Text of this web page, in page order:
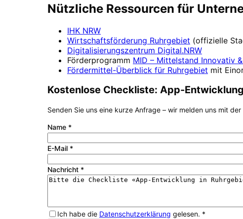
Nützliche Ressourcen für
IHK NRW
Wirtschaftsförderung Ruhrgebiet (offizielle
Digitalisierungszentrum Digital.NRW
Förderprogramm MID – Mittelstand Innovativ
Fördermittel-Überblick für Ruhrgebiet mit
Kostenlose Checkliste: App-Entwicklung
Senden Sie uns eine kurze Anfrage – wir melden uns mit
Name *
E-Mail *
Nachricht *
Ich habe die Datenschutzerklärung gelesen. *